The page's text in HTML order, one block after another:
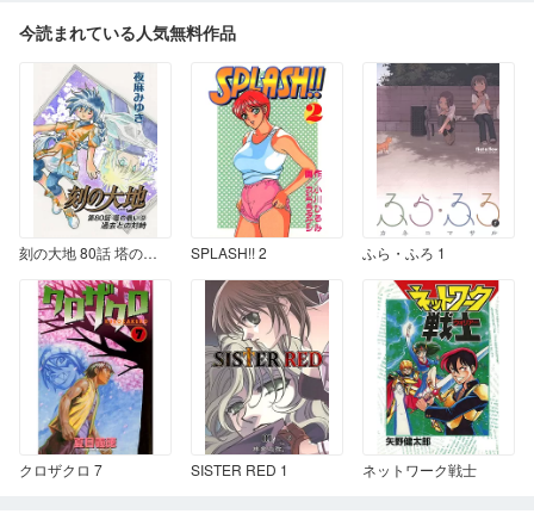
今読まれている人気無料作品
刻の大地 80話 塔の戦い9 過去との対峙 SPLASH!! 2 ふら・ふろ 1
クロザクロ 7 SISTER RED 1 ネットワーク戦士